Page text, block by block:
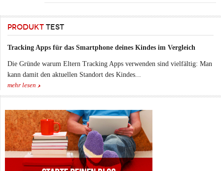
PRODUKT TEST
Tracking Apps für das Smartphone deines Kindes im Vergleich
Die Gründe warum Eltern Tracking Apps verwenden sind vielfältig: Man
kann damit den aktuellen Standort des Kindes...
mehr lesen